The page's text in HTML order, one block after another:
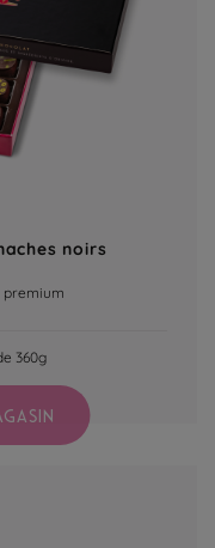
noirs
premium
360g